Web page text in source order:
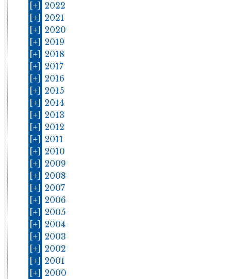
[+]
2022
[+]
2021
[+]
2020
[+]
2019
[+]
2018
[+]
2017
[+]
2016
[+]
2015
[+]
2014
[+]
2013
[+]
2012
[+]
2011
[+]
2010
[+]
2009
[+]
2008
[+]
2007
[+]
2006
[+]
2005
[+]
2004
[+]
2003
[+]
2002
[+]
2001
[+]
2000